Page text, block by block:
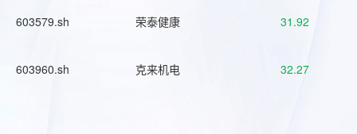
603579.sh 荣泰健康 31.92
603960.sh 克来机电 32.27